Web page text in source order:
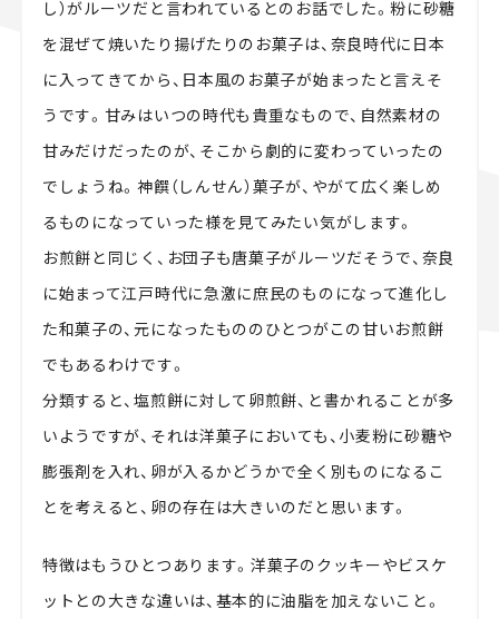
し）がルーツだと言われているとのお話でした。粉に砂糖
を混ぜて焼いたり揚げたりのお菓子は、奈良時代に日本
に入ってきてから、日本風のお菓子が始まったと言えそ
うです。甘みはいつの時代も貴重なもので、自然素材の
甘みだけだったのが、そこから劇的に変わっていったの
でしょうね。神饌（しんせん）菓子が、やがて広く楽しめ
るものになっていった様を見てみたい気がします。
お煎餅と同じく、お団子も唐菓子がルーツだそうで、奈良
に始まって江戸時代に急激に庶民のものになって進化し
た和菓子の、元になったもののひとつがこの甘いお煎餅
でもあるわけです。
分類すると、塩煎餅に対して卵煎餅、と書かれることが多
いようですが、それは洋菓子においても、小麦粉に砂糖や
膨張剤を入れ、卵が入るかどうかで全く別ものになるこ
とを考えると、卵の存在は大きいのだと思います。
特徴はもうひとつあります。洋菓子のクッキーやビスケ
ットとの大きな違いは、基本的に油脂を加えないこと。